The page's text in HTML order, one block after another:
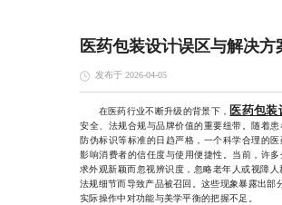
医药包装设计误区与解决方
发布于 2026-04-05
在医药行业不断升级的背景下， 医药包装
安全、法规合规与品牌价值的重要纽带。随着
防伪标识等标准的日趋严格，一个科学合理的
影响消费者的信任度与使用便捷性。当前，许
求外观新颖而忽视辨识度，忽略老年人或视障
法规细节而导致产品被召回。这些现象暴露出部
实际操作中对功能与美学平衡的把握不足。